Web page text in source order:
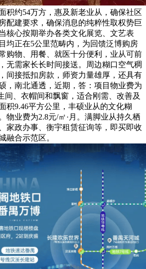
积约54万方，惠及新老业从，确保社区
配建要求，确保消息的纯粹性取权势巨
核心按期举办各类文化展览、文艺表
均正在5公里范畴内，为回馈泛博购房
购物、用餐、就医十分便利，业从可前
无需家长长时间接送。周边糊口空气稠
间接抵扣房款，师资力量雄厚，还具有
，南北通透，近期，答：项目物业费为
间、衣帽间和飘窗，适合刚需、改善及
积9.46平方公里，丰硕业从的文化糊
物业费为2.8元/㎡·月。满脚业从持久栖
家政办事、衡宇租赁征询等，即买即收
融合示范区。